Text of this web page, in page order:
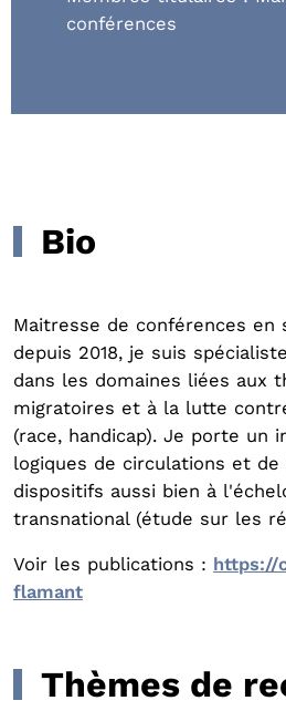
conférences
Bio
Maitresse de conférences en
depuis 2018, je suis
dans les domaines liées aux
migratoires et à la lutte
(race, handicap). Je porte un
logiques de circulations et
dispositifs aussi bien à
transnational (étude sur les
Voir les publications : https://
flamant
Thèmes de